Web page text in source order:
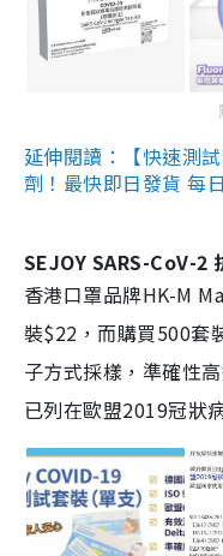
延伸閱讀：【快速測
劑！最快即日發貨 每
SEJOY SARS-CoV-2
香港口罩品牌HK-M
裝$22，而購買500套
子方式採樣，準確性
已列在歐盟2019冠狀